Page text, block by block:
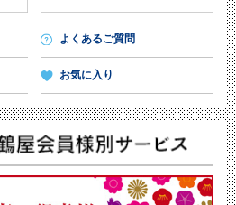
よくあるご質問
お気に入り